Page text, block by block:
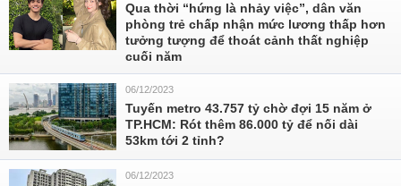
Qua thời “hứng là nhảy việc”, dân văn
phòng trẻ chấp nhận mức lương thấp hơn
tưởng tượng để thoát cảnh thất nghiệp
cuối năm
06/12/2023
Tuyến metro 43.757 tỷ chờ đợi 15 năm ở
TP.HCM: Rót thêm 86.000 tỷ để nối dài
53km tới 2 tỉnh?
06/12/2023